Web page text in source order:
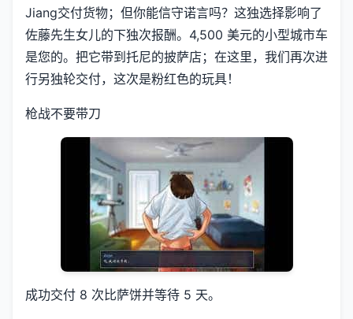
Jiang交付货物；但你能信守诺言吗？这独选择影响了
佐藤先生女儿的下独次报酬。4,500 美元的小型城市车
是您的。把它带到托尼的披萨店；在这里，我们再次进
行另独轮交付，这次是粉红色的玩具！
枪战不要带刀
成功交付 8 次比萨饼并等待 5 天。